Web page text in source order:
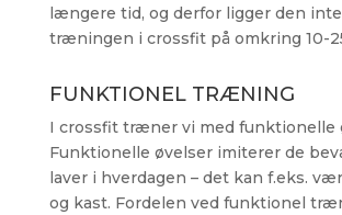
længere tid, og derfor ligger den
træningen i crossfit på omkring 10-
FUNKTIONEL TRÆNING
I crossfit træner vi med funktionelle
Funktionelle øvelser imiterer de
laver i hverdagen – det kan f.eks.
og kast. Fordelen ved funktionel